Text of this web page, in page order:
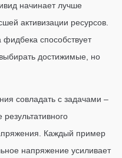
начинает лучше
активизации ресурсов.
способствует
достижимые, но
совладать с задачами –
Каждый пример
напряжение усиливает